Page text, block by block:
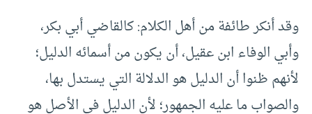
وقد أنكر طائفة من أهل الكلام‏:‏ كالقاضي أبي بكر،
وأبي الوفاء ابن عقيل، أن يكون من أسمائه الدليل؛
لأنهم ظنوا أن الدليل هو الدلالة التي يستدل بها،
والصواب ما عليه الجمهور؛ لأن الدليل في الأصل هو